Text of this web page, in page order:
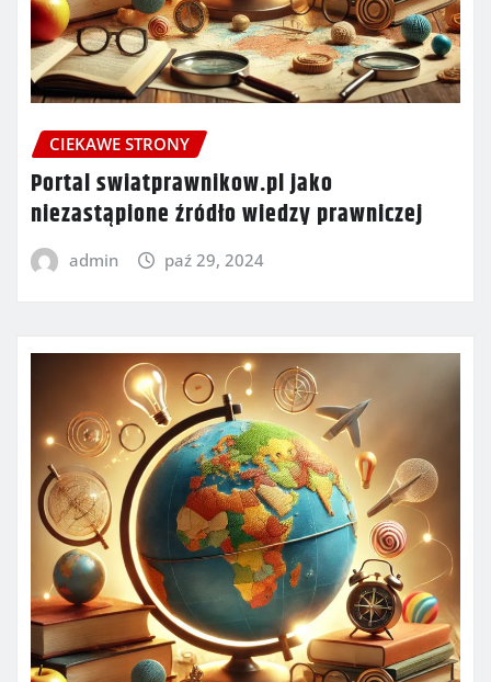
CIEKAWE STRONY
Portal swiatprawnikow.pl jako
niezastąpione źródło wiedzy prawniczej
admin paź 29, 2024